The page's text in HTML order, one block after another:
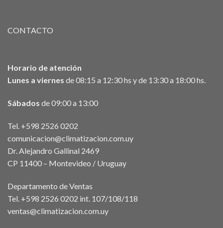
CONTACTO
Horario de atención
Lunes a viernes de 08:15 a 12:30 hs y de 13:30 a 18:00 hs.
Sábados de 09:00 a 13:00
Tel. +598 2526 0202
comunicacion@climatizacion.com.uy
Dr. Alejandro Gallinal 2469
CP 11400 – Montevideo / Uruguay
Departamento de Ventas
Tel. +598 2526 0202 int. 107/108/118
ventas@climatizacion.com.uy